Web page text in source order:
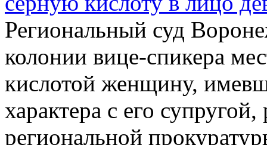
Региональный суд
колонии вице-спикера
кислотой женщину,
характера с его
региональной